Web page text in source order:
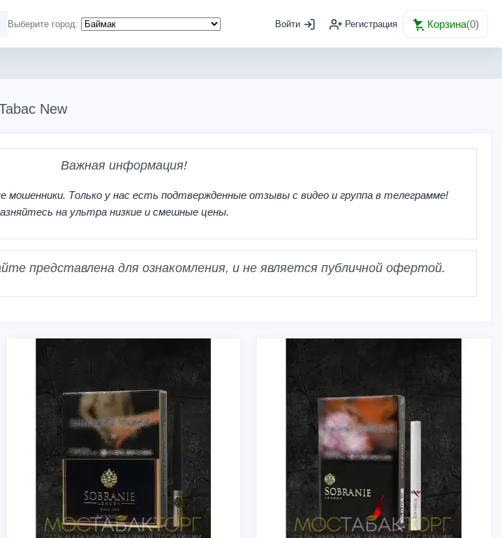
Выберите город: Войти Регистрация Корзина(0)
New
Важная информация!
мошенники. Только у нас есть подтвержденные отзывы с видео и группа в телеграмме!
на ультра низкие и смешные цены.
представлена для ознакомления, и не является публичной офертой.